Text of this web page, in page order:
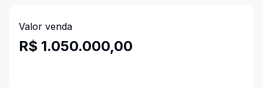
Valor venda
R$ 1.050.000,00